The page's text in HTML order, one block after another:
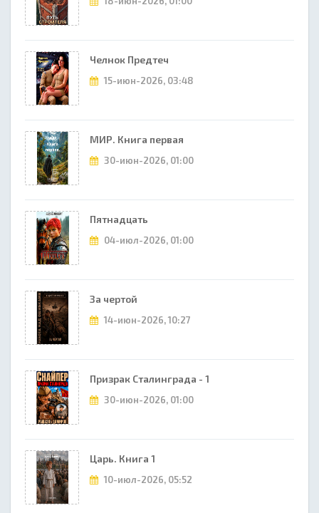
Челнок Предтеч
15-июн-2026, 03:48
МИР. Книга первая
30-июн-2026, 01:00
Пятнадцать
04-июл-2026, 01:00
За чертой
14-июн-2026, 10:27
Призрак Сталинграда - 1
30-июн-2026, 01:00
Царь. Книга 1
10-июл-2026, 05:52